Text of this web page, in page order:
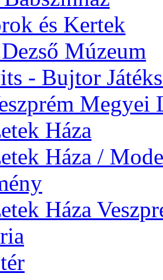
és Kertek
Múzeum
- Bujtor
Megyei
Háza
Háza /
Háza